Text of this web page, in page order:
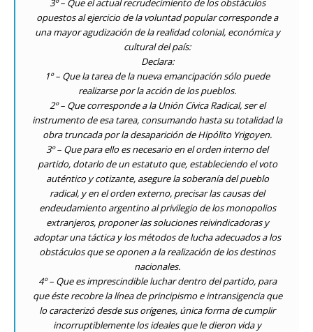
3º – Que el actual recrudecimiento de los obstáculos
opuestos al ejercicio de la voluntad popular corresponde a
una mayor agudización de la realidad colonial, económica y
cultural del país:
Declara:
1º – Que la tarea de la nueva emancipación sólo puede
realizarse por la acción de los pueblos.
2º – Que corresponde a la Unión Cívica Radical, ser el
instrumento de esa tarea, consumando hasta su totalidad la
obra truncada por la desaparición de Hipólito Yrigoyen.
3º – Que para ello es necesario en el orden interno del
partido, dotarlo de un estatuto que, estableciendo el voto
auténtico y cotizante, asegure la soberanía del pueblo
radical, y en el orden externo, precisar las causas del
endeudamiento argentino al privilegio de los monopolios
extranjeros, proponer las soluciones reivindicadoras y
adoptar una táctica y los métodos de lucha adecuados a los
obstáculos que se oponen a la realización de los destinos
nacionales.
4º – Que es imprescindible luchar dentro del partido, para
que éste recobre la línea de principismo e intransigencia que
lo caracterizó desde sus orígenes, única forma de cumplir
incorruptiblemente los ideales que le dieron vida y